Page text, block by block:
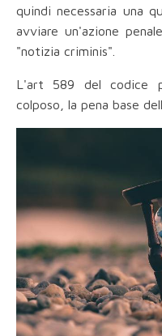
quindi necessaria una
avviare un'azione
"notizia criminis".
L'art 589 del codice
colposo, la pena base